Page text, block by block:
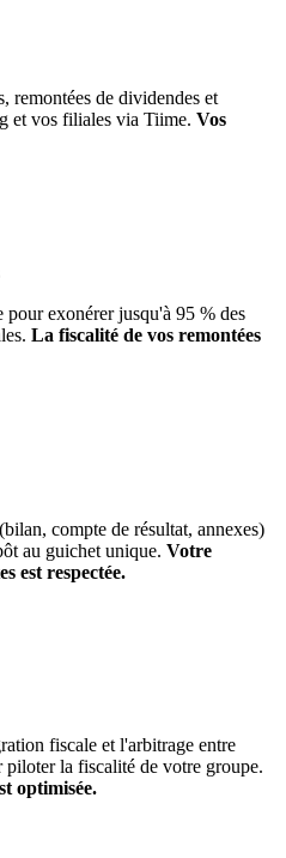
remontées de dividendes et
et vos filiales via Tiime. Vos
exonérer jusqu'à 95 % des
La fiscalité de vos remontées
compte de résultat, annexes)
au guichet unique. Votre
est respectée.
fiscale et l'arbitrage entre
la fiscalité de votre groupe.
optimisée.